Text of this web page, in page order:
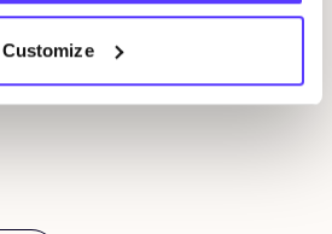
Customize